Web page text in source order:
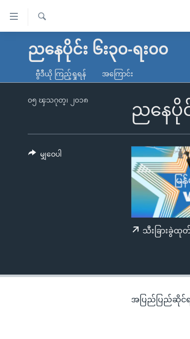
လွယ်ကူ
သည့်
ကျော်
မူလစာမျက်နှာ
ကမ္ဘာ့သတင်းများ
နိုင်ငံတကာ
တရုတ်
အစ္စရေး-ပါလက်စတိုင်း
ရပ်ဝန်းတခု လမ်းတခု အလွန်
အင်္ဂလိပ်စာလေ့လာမယ်
ရ
လာ
ညနေပိုင်း ၆း၃၀-ရး၀၀
ဗွီဒီယို ကြည့်ရှုရန် အကြောင်း
ညနေပို
၀၅ ၾသဂုတ္၊ ၂၀၁၈
သီးခြားခွဲထု
မျှဝေပါ
အပြည်ပြည်ဆိုင်ရာ